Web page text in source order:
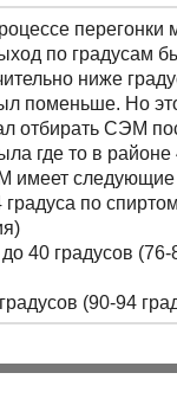
по градусам
ниже
поменьше. Но
отбирать СЭМ
где то в
имеет следующие
по
40 градусов (76-
(90-94